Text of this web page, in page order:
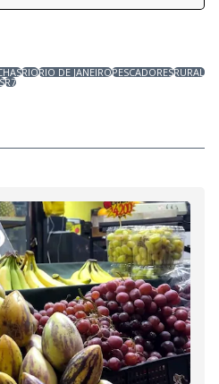
RIORIO DE JANEIROPESCADORESRURAL
R7